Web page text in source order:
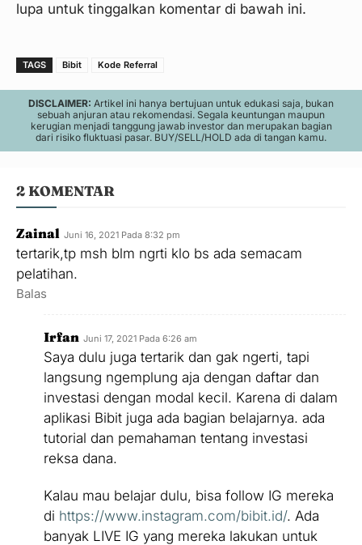
Langkah 15
lupa untuk tinggalkan komentar di bawah ini.
TAGS Bibit Kode Referral
DISCLAIMER: Artikel ini hanya bertujuan untuk edukasi saja, bukan
sebuah anjuran atau rekomendasi. Segala keuntungan maupun
kerugian menjadi tanggung jawab investor dan merupakan bagian
dari risiko fluktuasi pasar. BUY/SELL/HOLD ada di tangan kamu.
2 KOMENTAR
Zainal Juni 16, 2021 Pada 8:32 pm
tertarik,tp msh blm ngrti klo bs ada semacam
pelatihan.
Balas
Irfan Juni 17, 2021 Pada 6:26 am
Saya dulu juga tertarik dan gak ngerti, tapi
langsung ngemplung aja dengan daftar dan
investasi dengan modal kecil. Karena di dalam
aplikasi Bibit juga ada bagian belajarnya. ada
tutorial dan pemahaman tentang investasi
reksa dana.
Kalau mau belajar dulu, bisa follow IG mereka
di https://www.instagram.com/bibit.id/. Ada
banyak LIVE IG yang mereka lakukan untuk